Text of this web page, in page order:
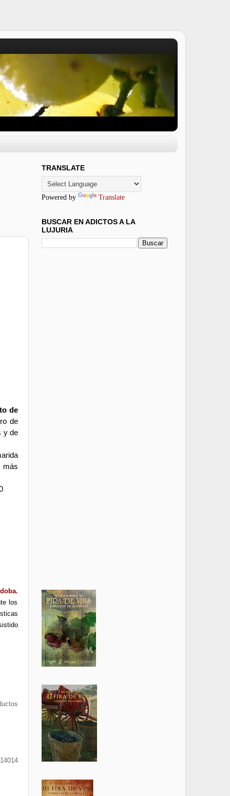
de
de
y de
más
los
TRANSLATE
Powered by Translate
BUSCAR EN ADICTOS A LA
LUJURIA